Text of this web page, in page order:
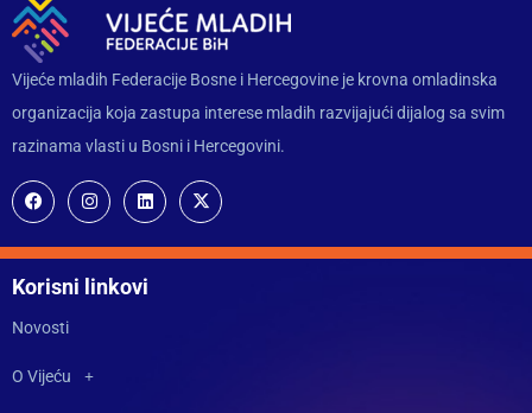
Vijeće mladih Federacije Bosne i Hercegovine je krovna omladinska
organizacija koja zastupa interese mladih razvijajući dijalog sa svim
razinama vlasti u Bosni i Hercegovini.
Korisni linkovi
Novosti
O Vijeću